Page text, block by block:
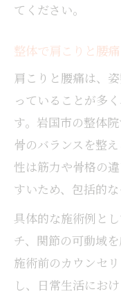
てください。
整体で肩こりと腰
肩こりと腰痛は、
っていることが多
す。岩国市の整体
骨のバランスを整
性は筋力や骨格の
すいため、包括的
具体的な施術例と
チ、関節の可動域
施術前のカウンセ
し、日常生活にお